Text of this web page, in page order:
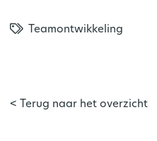
Teamontwikkeling
< Terug naar het overzicht